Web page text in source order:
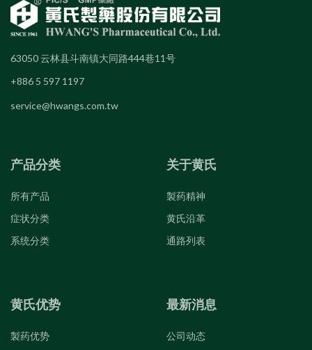
63050 云林县斗南镇大同路444巷11号
+886 5 597 1197
service@hwangs.com.tw
产品分类
所有产品
症状分类
系统分类
关于黄氏
製药精神
黄氏沿革
通路列表
黄氏优势
製药优势
最新消息
公司动态